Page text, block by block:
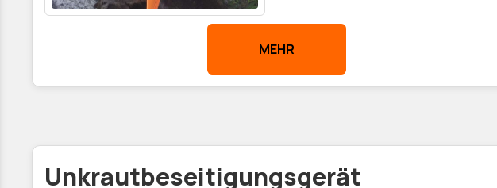
MEHR
Unkrautbeseitigungsgerät